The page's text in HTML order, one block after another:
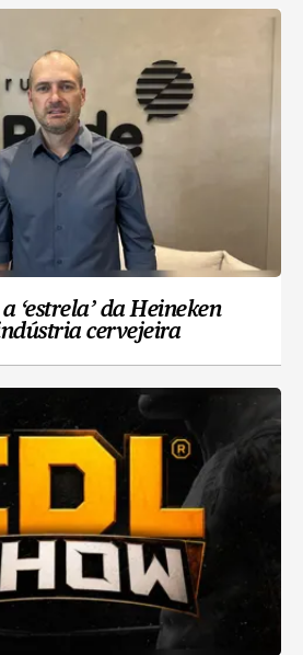
‘estrela’ da Heineken
cervejeira